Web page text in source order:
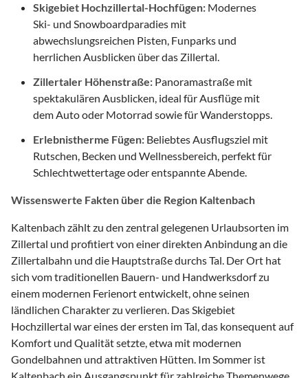
Skigebiet Hochzillertal-Hochfügen: Modernes
Ski- und Snowboardparadies mit
abwechslungsreichen Pisten, Funparks und
herrlichen Ausblicken über das Zillertal.
Zillertaler Höhenstraße: Panoramastraße mit
spektakulären Ausblicken, ideal für Ausflüge mit
dem Auto oder Motorrad sowie für Wanderstopps.
Erlebnistherme Fügen: Beliebtes Ausflugsziel mit
Rutschen, Becken und Wellnessbereich, perfekt für
Schlechtwettertage oder entspannte Abende.
Wissenswerte Fakten über die Region Kaltenbach
Kaltenbach zählt zu den zentral gelegenen Urlaubsorten im
Zillertal und profitiert von einer direkten Anbindung an die
Zillertalbahn und die Hauptstraße durchs Tal. Der Ort hat
sich vom traditionellen Bauern- und Handwerksdorf zu
einem modernen Ferienort entwickelt, ohne seinen
ländlichen Charakter zu verlieren. Das Skigebiet
Hochzillertal war eines der ersten im Tal, das konsequent auf
Komfort und Qualität setzte, etwa mit modernen
Gondelbahnen und attraktiven Hütten. Im Sommer ist